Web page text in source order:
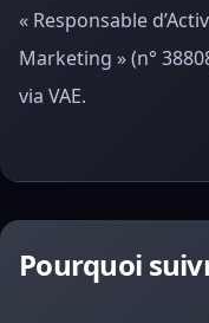
« Responsable
Marketing » (n°
via VAE.
Pourquoi